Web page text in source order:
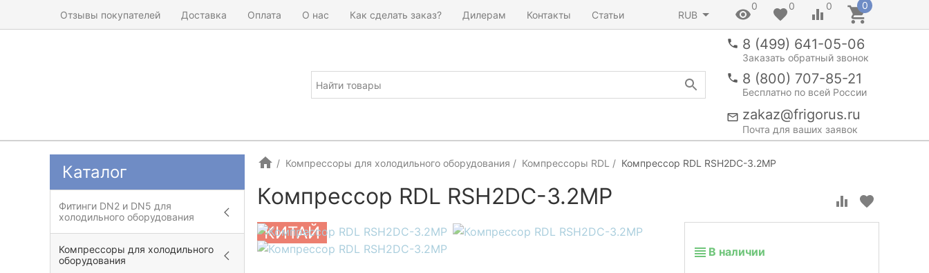
Отзывы покупателей Доставка Оплата О нас Как сделать заказ? Дилерам Контакты Статьи RUB
0 0 0 0
8 (499) 641-05-06
Заказать обратный звонок
8 (800) 707-85-21
Бесплатно по всей России
zakaz@frigorus.ru
Почта для ваших заявок
Компрессоры для холодильного оборудования Компрессоры RDL Компрессор RDL RSH2DC-3.2MP
Компрессор RDL RSH2DC-3.2MP
КИТАЙ
В наличии
Каталог
Фитинги DN2 и DN5 для
холодильного оборудования
Компрессоры для холодильного
оборудования